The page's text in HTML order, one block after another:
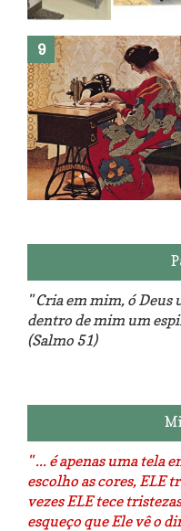
Reforma do sofá, agora é
patchwork!
" Cria em mim, ó Deus
dentro de mim um
(Salmo 51)
" ... é apenas uma tela
escolho as cores, ELE
vezes ELE tece
esqueço que Ele vê o